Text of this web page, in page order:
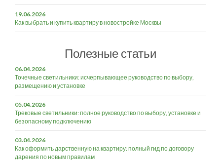
19.06.2026
Как выбрать и купить квартиру в новостройке Москвы
Полезные статьи
06.04.2026
Точечные светильники: исчерпывающее руководство по выбору,
размещению и установке
05.04.2026
Трековые светильники: полное руководство по выбору, установке и
безопасному подключению
03.04.2026
Как оформить дарственную на квартиру: полный гид по договору
дарения по новым правилам